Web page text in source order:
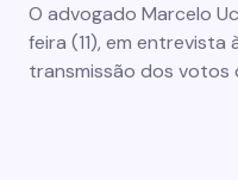
O advogado Marcelo
feira (11), em entrevista
transmissão dos votos